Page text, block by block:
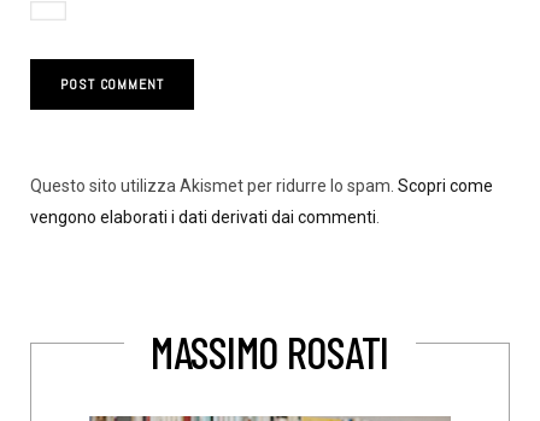
Questo sito utilizza Akismet per ridurre lo spam. Scopri come
vengono elaborati i dati derivati dai commenti
MASSIMO ROSATI